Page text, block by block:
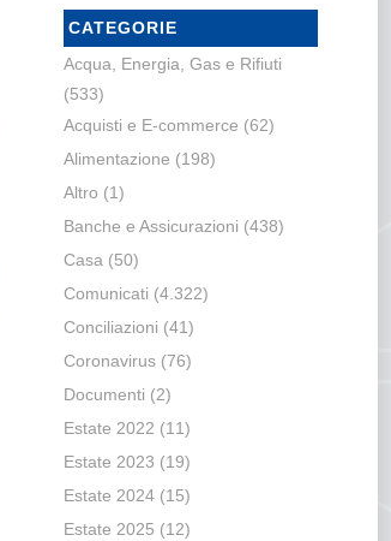
CATEGORIE
Acqua, Energia, Gas e Rifiuti
(533)
Acquisti e E-commerce (62)
Alimentazione (198)
Altro (1)
Banche e Assicurazioni (438)
Casa (50)
Comunicati (4.322)
Conciliazioni (41)
Coronavirus(76)
Documenti (2)
Estate 2022 (11)
Estate 2023 (19)
Estate 2024(15)
Estate 2025 (12)